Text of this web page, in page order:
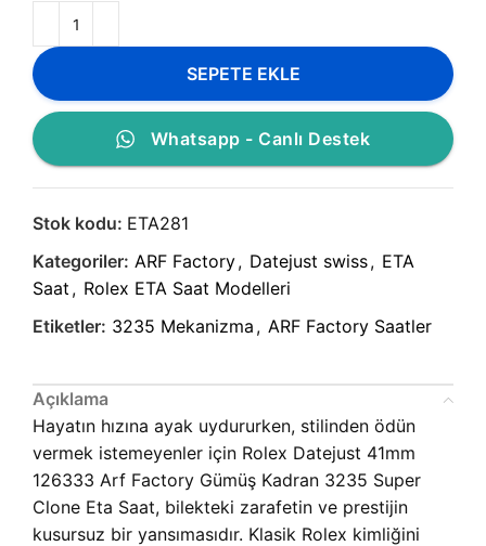
SEPETE EKLE
Whatsapp - Canlı Destek
Stok kodu: ETA281
Kategoriler: ARF Factory, Datejust swiss, ETA
Saat , Rolex ETA Saat Modelleri
Etiketler: 3235 Mekanizma , ARF Factory Saatler
Açıklama
Hayatın hızına ayak uydururken, stilinden ödün
vermek istemeyenler için Rolex Datejust 41mm
126333 Arf Factory Gümüş Kadran 3235 Super
Clone Eta Saat, bilekteki zarafetin ve prestijin
kusursuz bir yansımasıdır. Klasik Rolex kimliğini